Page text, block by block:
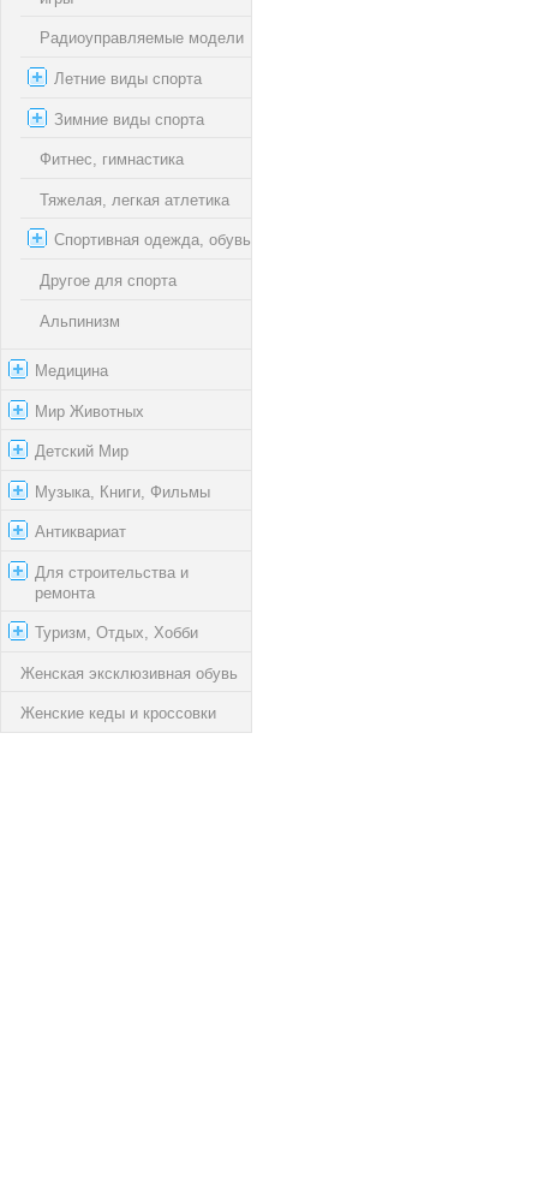
Радиоуправляемые модели
Летние виды спорта
Зимние виды спорта
Фитнес, гимнастика
Тяжелая, легкая атлетика
Спортивная одежда, обувь
Другое для спорта
Альпинизм
Медицина
Мир Животных
Детский Мир
Музыка, Книги, Фильмы
Антиквариат
Для строительства и
ремонта
Туризм, Отдых, Хобби
Женская эксклюзивная обувь
Женские кеды и кроссовки